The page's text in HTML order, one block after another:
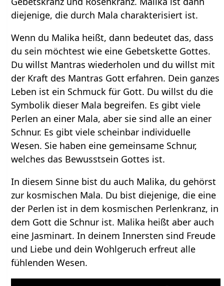
diejenige, die durch Mala charakterisiert ist.
Wenn du Malika heißt, dann bedeutet das, dass
du sein möchtest wie eine Gebetskette Gottes.
Du willst Mantras wiederholen und du willst mit
der Kraft des Mantras Gott erfahren. Dein ganzes
Leben ist ein Schmuck für Gott. Du willst du die
Symbolik dieser Mala begreifen. Es gibt viele
Perlen an einer Mala, aber sie sind alle an einer
Schnur. Es gibt viele scheinbar individuelle
Wesen. Sie haben eine gemeinsame Schnur,
welches das Bewusstsein Gottes ist.
In diesem Sinne bist du auch Malika, du gehörst
zur kosmischen Mala. Du bist diejenige, die eine
der Perlen ist in dem kosmischen Perlenkranz, in
dem Gott die Schnur ist. Malika heißt aber auch
eine Jasminart. In deinem Innersten sind Freude
und Liebe und dein Wohlgeruch erfreut alle
fühlenden Wesen.